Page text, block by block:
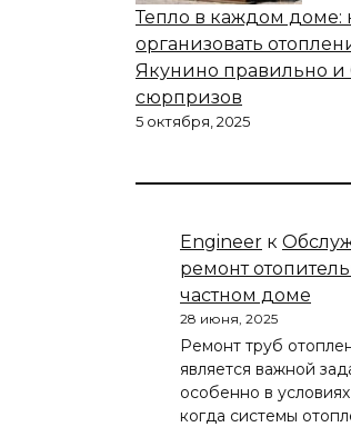
Тепло в каждом доме:
организовать
Якунино правильно и
сюрпризов
5 октября, 2025
Engineer к
ремонт
частном доме
28 июня, 2025
Ремонт труб
является важной
особенно в
когда системы